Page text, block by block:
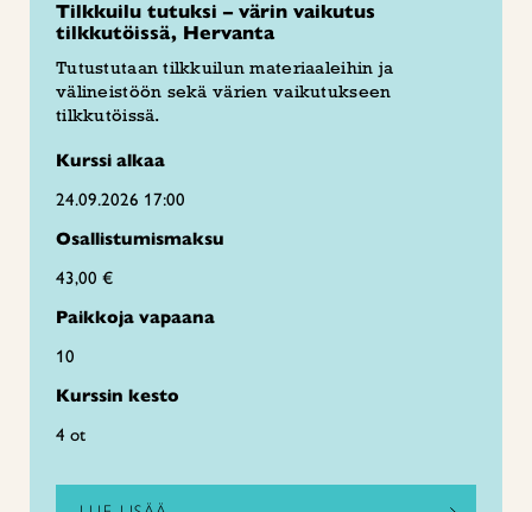
Tilkkuilu tutuksi – värin vaikutus
tilkkutöissä, Hervanta
Tutustutaan tilkkuilun materiaaleihin ja
välineistöön sekä värien vaikutukseen
tilkkutöissä.
Kurssi alkaa
24.09.2026 17:00
Osallistumismaksu
43,00 €
Paikkoja vapaana
10
Kurssin kesto
4 ot